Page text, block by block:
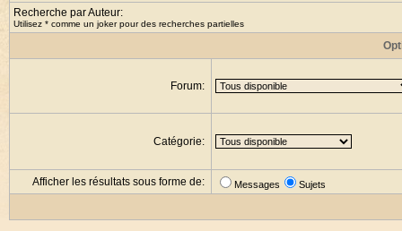
Recherche par Auteur:
Utilisez * comme un joker pour des recherches partielles
Forum:
Catégorie:
Afficher les résultats sous forme de: Messages Sujets